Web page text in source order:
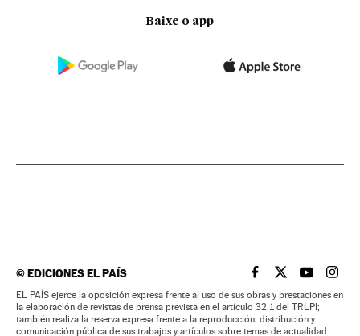
Baixe o app
©EDICIONES EL PAÍS EL PAÍS BRASIL EN
EL PAÍSEL PAÍS
EL
EL PAÍS ejerce la oposición expresa frente al uso de sus obras y prestaciones en
la elaboración de revistas de prensa prevista en el artículo 32.1 del TRLPI;
también realiza la reserva expresa frente a la reproducción, distribución y
comunicación pública de sus trabajos y artículos sobre temas de actualidad